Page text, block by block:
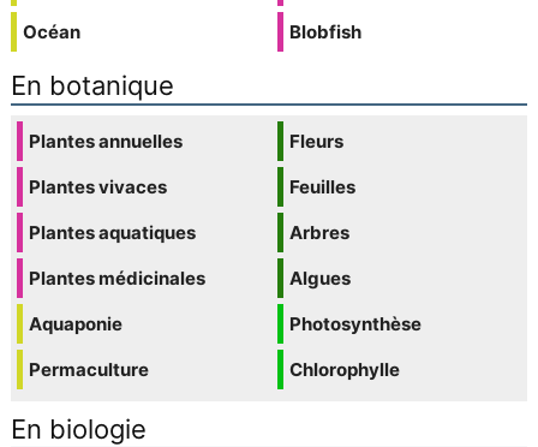
Océan
Blobfish
En botanique
Plantes annuelles
Plantes vivaces
Plantes aquatiques
Plantes médicinales
Aquaponie
Permaculture
Fleurs
Feuilles
Arbres
Algues
Photosynthèse
Chlorophylle
En biologie